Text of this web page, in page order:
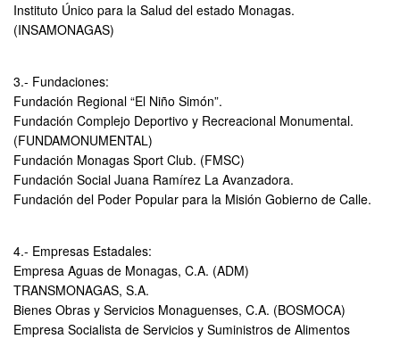
Instituto Único para la Salud del estado Monagas.
(INSAMONAGAS)
3.- Fundaciones:
Fundación Regional “El Niño Simón”.
Fundación Complejo Deportivo y Recreacional Monumental.
(FUNDAMONUMENTAL)
Fundación Monagas Sport Club. (FMSC)
Fundación Social Juana Ramírez La Avanzadora.
Fundación del Poder Popular para la Misión Gobierno de Calle.
4.- Empresas Estadales:
Empresa Aguas de Monagas, C.A. (ADM)
TRANSMONAGAS, S.A.
Bienes Obras y Servicios Monaguenses, C.A. (BOSMOCA)
Empresa Socialista de Servicios y Suministros de Alimentos